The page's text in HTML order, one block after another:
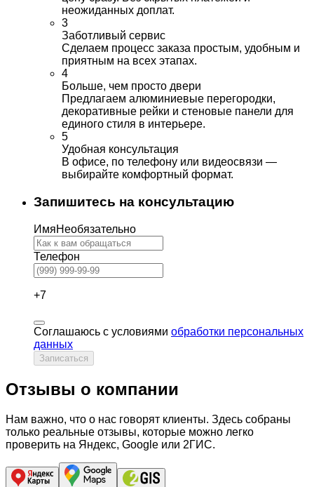
неожиданных доплат.
3
Заботливый сервис
Сделаем процесс заказа простым, удобным и
приятным на всех этапах.
4
Больше, чем просто двери
Предлагаем алюминиевые перегородки,
декоративные рейки и стеновые панели для
единого стиля в интерьере.
5
Удобная консультация
В офисе, по телефону или видеосвязи —
выбирайте комфортный формат.
Запишитесь на консультацию
ИмяНеобязательно
Телефон
+7
Соглашаюсь с условиями обработки персональных
данных
Записаться
Отзывы о компании
Нам важно, что о нас говорят клиенты. Здесь собраны
только реальные отзывы, которые можно легко
проверить на Яндекс, Google или 2ГИС.